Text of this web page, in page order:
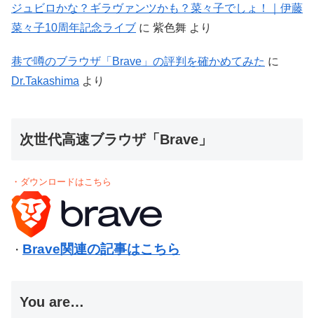
ジュビロかな？ギラヴァンツかも？菜々子でしょ！｜伊藤
菜々子10周年記念ライブ に 紫色舞 より
巷で噂のブラウザ「Brave」の評判を確かめてみた に
Dr.Takashima より
次世代高速ブラウザ「Brave」
・ダウンロードはこちら
・ Brave関連の記事はこちら
You are…